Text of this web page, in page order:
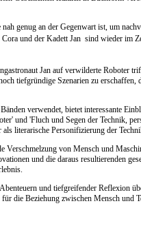
genug an der Gegenwart ist, um
und der Kadett Jan  sind wieder im
Jan auf verwilderte Roboter
tiefgründige Szenarien zu erschaffen,
verwendet, bietet interessante
und 'Fluch und Segen der Technik,
literarische Personifizierung der
Verschmelzung von Mensch und
und die daraus resultierenden
und tiefgreifender Reflexion
die Beziehung zwischen Mensch und